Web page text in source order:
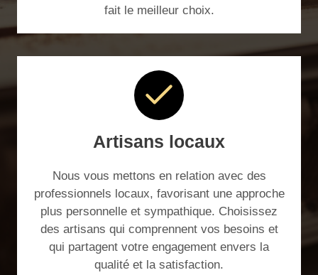
fait le meilleur choix.
Artisans locaux
Nous vous mettons en relation avec des
professionnels locaux, favorisant une approche
plus personnelle et sympathique. Choisissez
des artisans qui comprennent vos besoins et
qui partagent votre engagement envers la
qualité et la satisfaction.